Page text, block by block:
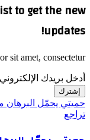
to get the new
updates!
sit amet, consectetur.
أدخل بريدك الإلكتروني
حميتي يحمّل البرهان
تراجع